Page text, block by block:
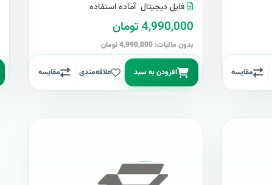
مقایسه
فایل دیجیتال آماده استفاده
4,990,000 تومان
بدون مالیات: 4,990,000 تومان
افزودن به سبد علاقه‌مندی مقایسه